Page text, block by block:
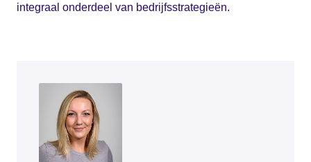
integraal onderdeel van bedrijfsstrategieën.